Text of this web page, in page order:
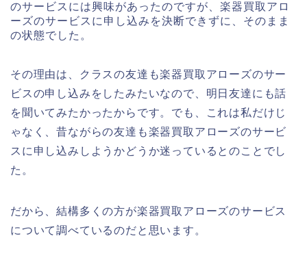
のサービスには興味があったのですが、楽器買取アロ
ーズのサービスに申し込みを決断できずに、そのまま
の状態でした。
その理由は、クラスの友達も楽器買取アローズのサー
ビスの申し込みをしたみたいなので、明日友達にも話
を聞いてみたかったからです。でも、これは私だけじ
ゃなく、昔ながらの友達も楽器買取アローズのサービ
スに申し込みしようかどうか迷っているとのことでし
た。
だから、結構多くの方が楽器買取アローズのサービス
について調べているのだと思います。